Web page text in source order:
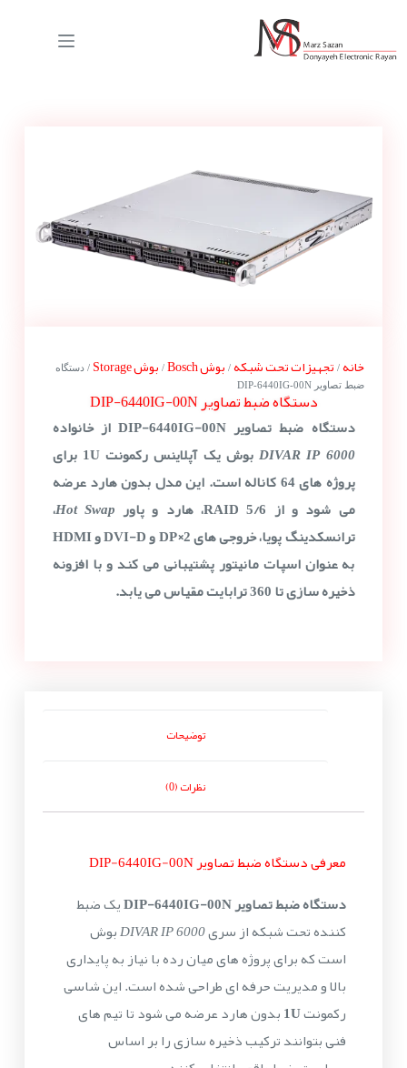
خانه/ تجهیزات تحت شبکه/ بوش Bosch / بوش Storage
/ دستگاه
ضبط تصاویر DIP-6440IG-00N
دستگاه ضبط تصاویر DIP-6440IG-00N
دستگاه ضبط تصاویر DIP-6440IG-00N
از خانواده
DIVAR IP 6000بوش یک آپلاینس رکمونت1U برای
پروژه های 64 کاناله است. این مدل بدون هارد عرضه
می شود و از RAID 5/6، هارد و پاور Hot Swap،
ترانسکدینگ پویا، خروجی های2×DP وDVI-DوHDMI
به عنوان اسپات مانیتور پشتیبانی می کند و با افزونه
ذخیره سازی تا360 ترابایت مقیاس می یابد.
توضیحات
نظرات (0)
معرفی دستگاه ضبط تصاویر DIP-6440IG-00N
دستگاه ضبط تصاویر DIP-6440IG-00N
یک ضبط
کننده تحت شبکه از سریDIVAR IP 6000بوش
است که برای پروژه های میان رده با نیاز به پایداری
بالا و مدیریت حرفه ای طراحی شده است. این شاسی
رکمونت1Uبدون هارد عرضه می شود تا تیم های
فنی بتوانند ترکیب ذخیره سازی را بر اساس